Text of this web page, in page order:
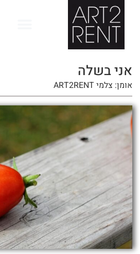
אני בשלה
אומן: צלמי ART2RENT